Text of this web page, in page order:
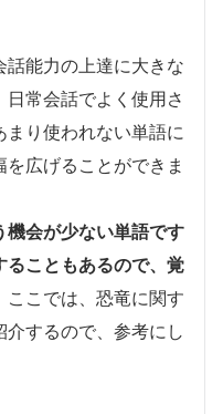
能力の上達に大きな
常会話でよく使用さ
り使われない単語に
広げることができま
機会が少ない単語です
ることもあるので、覚
ここでは、恐竜に関す
するので、参考にし